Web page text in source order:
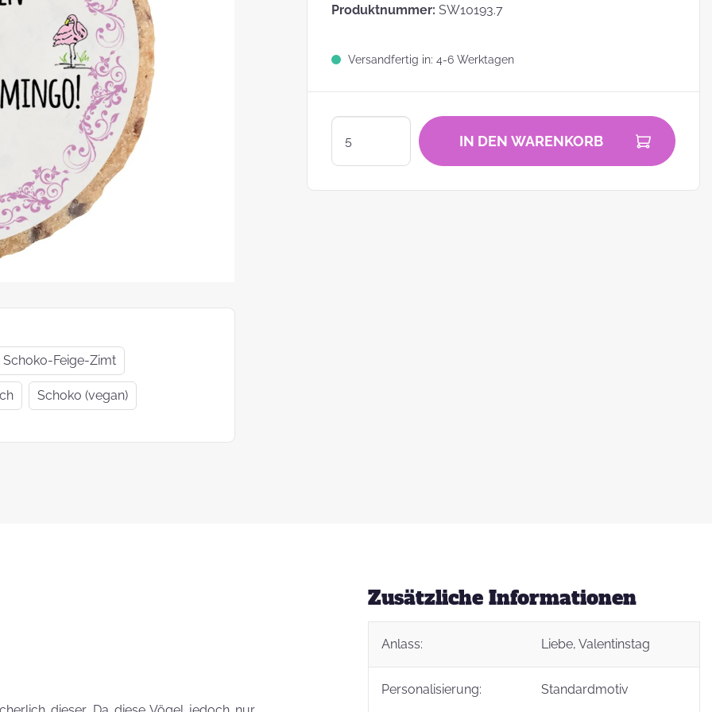
Sind Plätzchen
KEKSE?
Leckere Werbegeschenke zu
is real: Unsere
KEKSTeig zum
Geschenkideen
zur Einschulung
Produktnummer: SW10193.7
Versandfertig in: 4-6 Werktagen
IN DEN WARENKORB
Schoko-Feige-Zimt
Schoko (vegan)
Zusätzliche Informationen
Anlass: Liebe, Valentinstag
Personalisierung: Standardmotiv